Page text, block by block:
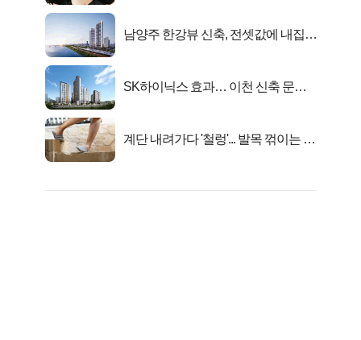
남양주 한강뷰 신축, 전셋값에 내집마
SK하이닉스 효과… 이천 신축 문의
계단 내려가다 '철렁'... 발목 꺾이는 이